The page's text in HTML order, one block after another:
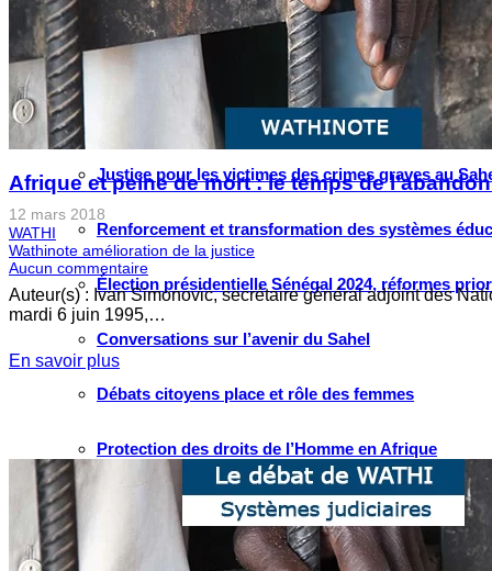
Grand large
Le choix de WATHI
PROJETS
Justice pour les victimes des crimes graves au
Renforcement et transformation des systèmes
Élection présidentielle Sénégal 2024, réformes
Conversations sur l’avenir du Sahel
Débats citoyens place et rôle des femmes
Protection des droits de l’Homme en Afrique
Valorisation de la recherche au Sahel
Entretiens avec les élus locaux
Afrique et peine de mort : le temps de
12 mars 2018
WATHI
Wathinote amélioration de la justice
Aucun commentaire
Auteur(s) : Ivan Simonovic, secrétaire général adjoint des
mardi 6 juin 1995,…
En savoir plus